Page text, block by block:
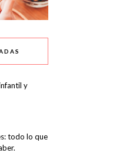
y
todo lo que